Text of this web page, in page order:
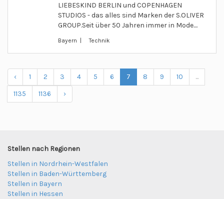
LIEBESKIND BERLIN und COPENHAGEN
STUDIOS - das alles sind Marken der S.OLIVER
GROUP.Seit über 50 Jahren immer in Mode....
Bayern | Technik
‹ 1 2 3 4 5 6 7 8 9 10
...
1135
1136 ›
Stellen nach Regionen
Stellen in Nordrhein-Westfalen
Stellen in Baden-Württemberg
Stellen in Bayern
Stellen in Hessen